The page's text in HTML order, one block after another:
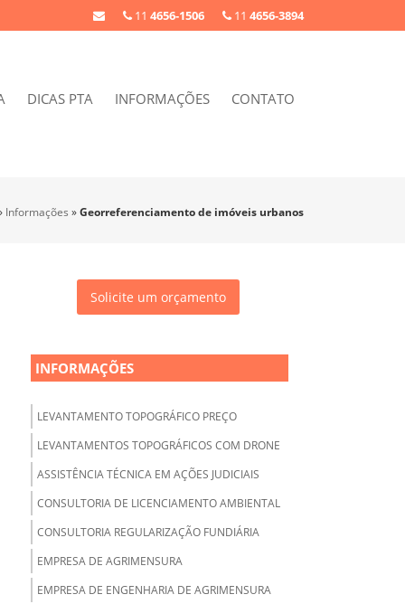
11 4656-3894
11 4656-1506
DICAS PTA INFORMAÇÕES CONTATO
Informações »Georreferenciamento de imóveis urbanos
Solicite um orçamento
INFORMAÇÕES
LEVANTAMENTO TOPOGRÁFICO PREÇO
LEVANTAMENTOS TOPOGRÁFICOS COM DRONE
ASSISTÊNCIA TÉCNICA EM AÇÕES JUDICIAIS
CONSULTORIA DE LICENCIAMENTO AMBIENTAL
CONSULTORIA REGULARIZAÇÃO FUNDIÁRIA
EMPRESA DE AGRIMENSURA
EMPRESA DE ENGENHARIA DE AGRIMENSURA